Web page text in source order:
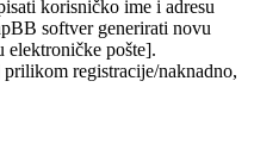
korisničko ime i adresu
softver generirati novu
elektroničke pošte].
registracije/naknadno,